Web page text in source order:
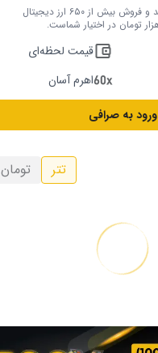
فرصت کسب سود از خرید و فروش بیش از ۶۵۰ ارز دیجیتال
قیمت لحظه‌ای
اهرم آسان
ورود به صرافی
تتر تومان